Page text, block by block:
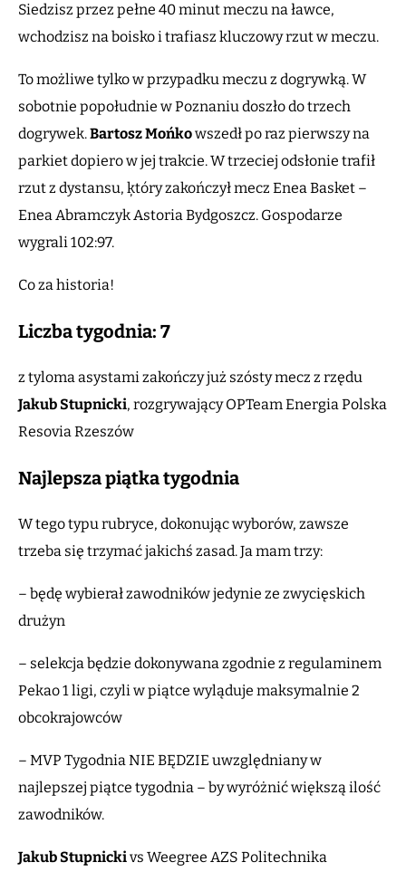
Siedzisz przez pełne 40 minut meczu na ławce,
wchodzisz na boisko i trafiasz kluczowy rzut w meczu.
To możliwe tylko w przypadku meczu z dogrywką. W
sobotnie popołudnie w Poznaniu doszło do trzech
dogrywek.Bartosz Mońkowszedł po raz pierwszy na
parkiet dopiero w jej trakcie. W trzeciej odsłonie trafił
rzut z dystansu, ķtóry zakończył mecz Enea Basket –
Enea Abramczyk Astoria Bydgoszcz. Gospodarze
wygrali 102:97.
Co za historia!
Liczba tygodnia: 7
z tyloma asystami zakończy już szósty mecz z rzędu
Jakub Stupnicki, rozgrywający OPTeam Energia Polska
Resovia Rzeszów
Najlepsza piątka tygodnia
W tego typu rubryce, dokonując wyborów, zawsze
trzeba się trzymać jakichś zasad. Ja mam trzy:
– będę wybierał zawodników jedynie ze zwycięskich
drużyn
– selekcja będzie dokonywana zgodnie z regulaminem
Pekao 1 ligi, czyli w piątce wyląduje maksymalnie 2
obcokrajowców
– MVP Tygodnia NIE BĘDZIE uwzględniany w
najlepszej piątce tygodnia – by wyróżnić większą ilość
zawodników.
Jakub Stupnickivs Weegree AZS Politechnika